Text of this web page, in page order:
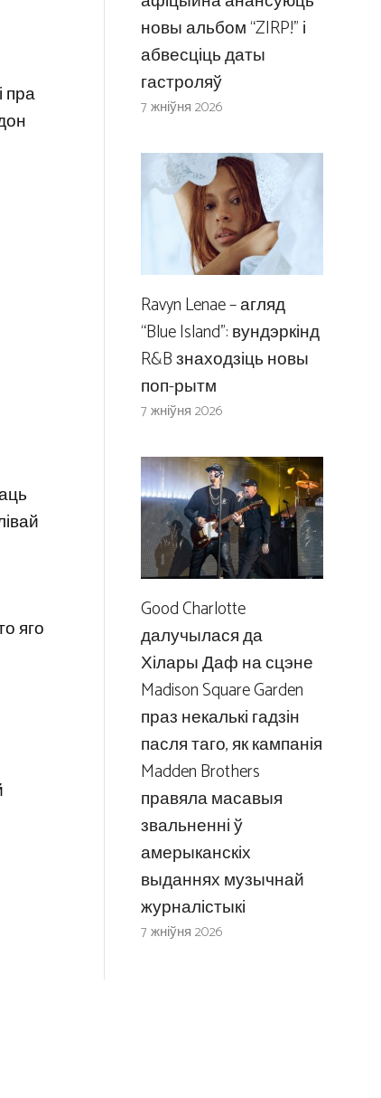
пра
яго
новы альбом “ZIRP!” і
абвесціць даты
гастроляў
7 жніўня 2026
Ravyn Lenae – агляд
“Blue Island”: вундэркінд
R&B знаходзіць новы
поп-рытм
7 жніўня 2026
Good Charlotte
далучылася да
Хілары Даф на сцэне
Madison Square Garden
праз некалькі гадзін
пасля таго, як кампанія
Madden Brothers
правяла масавыя
звальненні ў
амерыканскіх
выданнях музычнай
журналістыкі
7 жніўня 2026